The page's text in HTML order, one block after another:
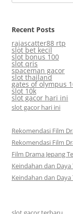
Recent Posts
rajascatter88 rtp
slot bet kecil
slot bonus 100
slot qris
spaceman gacor
slot thailand
gates of olympus
slot 10k
slot gacor hari ini
slot gacor hari ini
Rekomendasi Film
Rekomendasi Film
Film Drama Jepang
Keindahan dan
Keindahan dan